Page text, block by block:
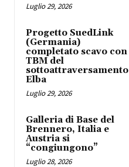
Luglio 29, 2026
Progetto SuedLink
(Germania)
completato scavo con
TBM del
sottoattraversamento
Elba
Luglio 29, 2026
Galleria di Base del
Brennero, Italia e
Austria si
“congiungono”
Luglio 28, 2026